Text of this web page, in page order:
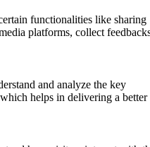
functionalities like sharing
platforms, collect
and analyze the key
helps in delivering a better